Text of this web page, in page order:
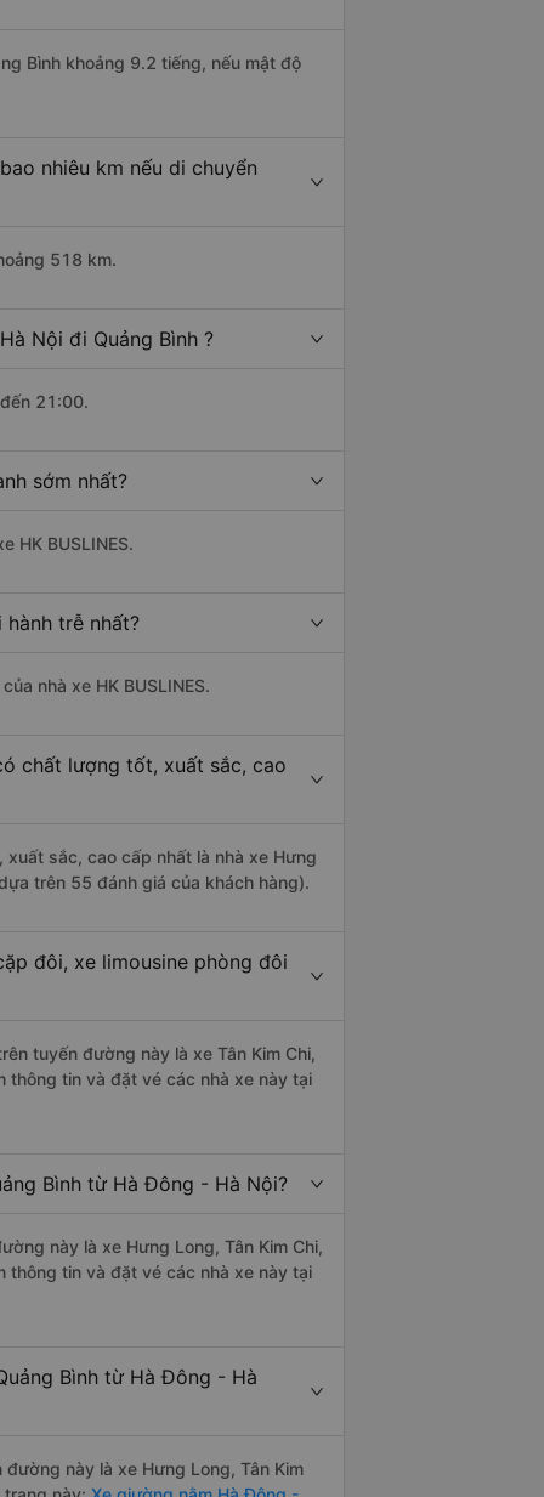
Bình khoảng 9.2 tiếng, nếu mật độ
nhiêu km nếu di chuyển
518 km.
Nội đi Quảng Bình ?
21:00.
sớm nhất?
HK BUSLINES.
trễ nhất?
nhà xe HK BUSLINES.
chất lượng tốt, xuất sắc, cao
sắc, cao cấp nhất là nhà xe Hưng
trên 55 đánh giá của khách hàng).
đôi, xe limousine phòng đôi
tuyến đường này là xe Tân Kim Chi,
thông tin và đặt vé các nhà xe này tại
Bình từ Hà Đông - Hà Nội?
này là xe Hưng Long, Tân Kim Chi,
thông tin và đặt vé các nhà xe này tại
Bình từ Hà Đông - Hà
này là xe Hưng Long, Tân Kim